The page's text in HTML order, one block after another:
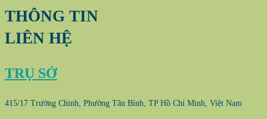
THÔNG TIN
LIÊN HỆ
TRỤ SỞ
415/17 Trường Chinh, Phường Tân Bình, TP Hồ Chí Minh, Việt Nam